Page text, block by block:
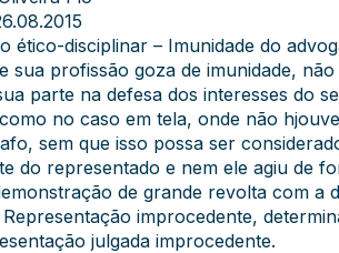
ético-disciplinar – Imunidade do
sua profissão goza de imunidade,
parte na defesa dos interesses do
no caso em tela, onde não
sem que isso possa ser
do representado e nem ele agiu de
de grande revolta com a
improcedente,
julgada improcedente.